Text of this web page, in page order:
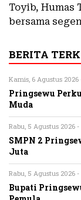
Toyib, Humas
bersama
BERITA
Kamis, 6 Agustus 2026
Pringsewu
Muda
Rabu, 5 Agustus 2026 -
SMPN 2
Juta
Rabu, 5 Agustus 2026 -
Bupati